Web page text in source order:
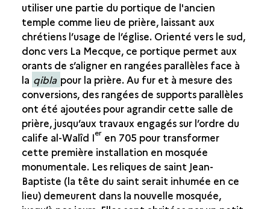
utiliser une partie du portique de l'ancien
temple comme lieu de prière, laissant aux
chrétiens l’usage de l’église. Orienté vers le sud,
donc vers La Mecque, ce portique permet aux
orants de s’aligner en rangées parallèles face à
la qibla pour la prière. Au fur et à mesure des
conversions, des rangées de supports parallèles
ont été ajoutées pour agrandir cette salle de
prière, jusqu’aux travaux engagés sur l’ordre du
calife al-Walîd Ier en 705 pour transformer
cette première installation en mosquée
monumentale. Les reliques de saint Jean-
Baptiste (la tête du saint serait inhumée en ce
lieu) demeurent dans la nouvelle mosquée,